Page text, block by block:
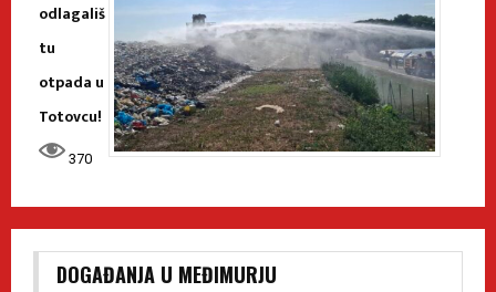
odlagališ
tu
otpada u
Totovcu!
370
DOGAĐANJA U MEĐIMURJU